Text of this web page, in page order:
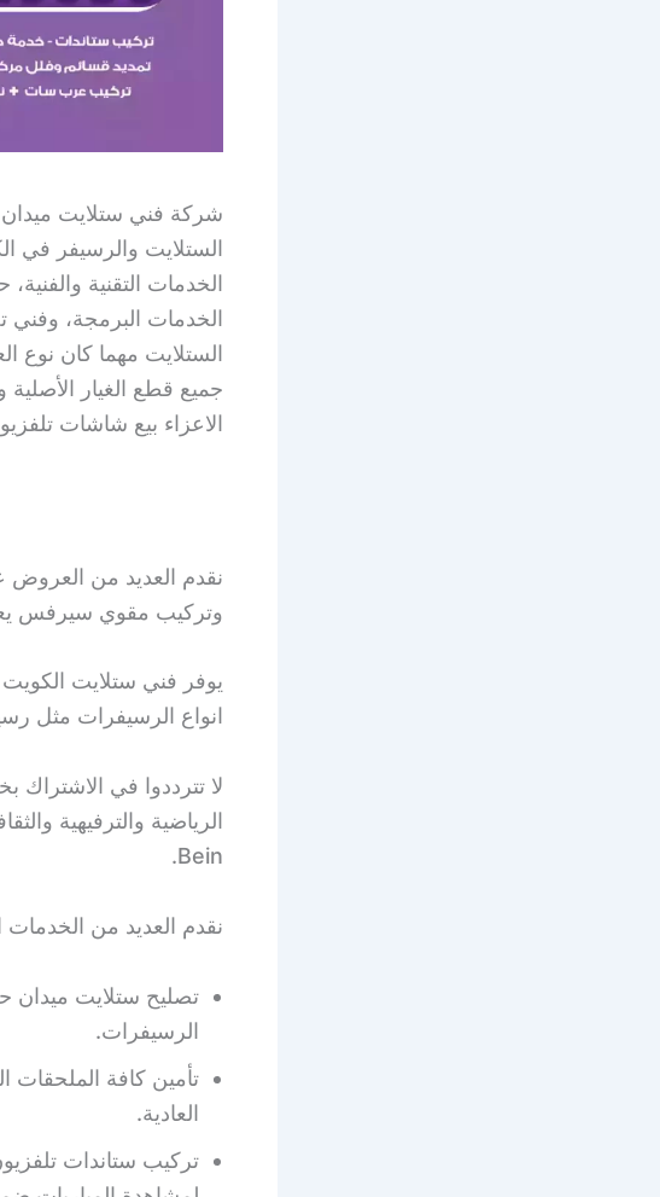
شركة فني ستلايت
الستلايت والرسيفر في
الخدمات التقنية
الخدمات البرمجة، وفني
الستلايت مهما كان نوع
جميع قطع الغيار
الاعزاء بيع شاشات
نقدم العديد من
وتركيب مقوي سيرفس
يوفر فني ستلايت
انواع الرسيفرات مثل
الرياضية والترفيهية
Bein.
نقدم العديد من الخدمات
تصليح ستلايت
الرسيفرات.
تأمين كافة الملحقات
العادية.
تركيب ستاندات